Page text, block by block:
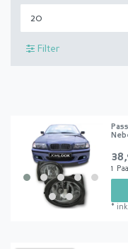
Filter
1
*